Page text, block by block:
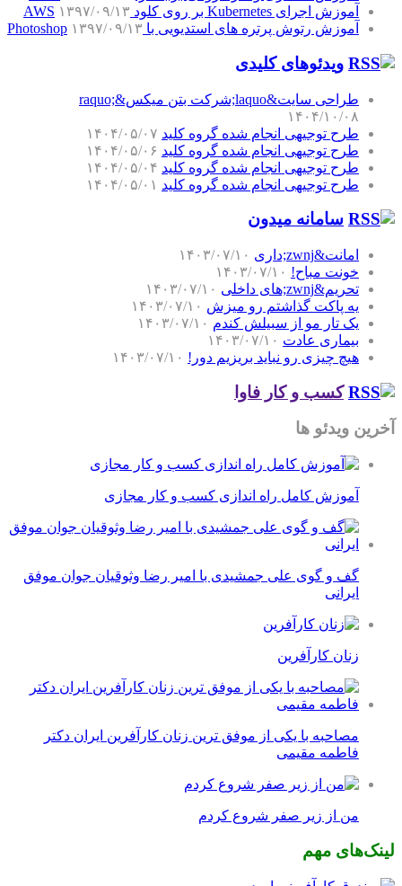
آموزش اجرای Kubernetes بر روی کلود AWS
۱۳۹۷/۰۹/۱۳
آموزش رتوش پرتره های استدیویی با Photoshop ۱۳۹۷/۰۹/۱۳
ویدئوهای کلیدی
طراحی سایت&laquo;شرکت بتن میکس&raquo;
۱۴۰۴/۱۰/۰۸
طرح توجیهی انجام شده گروه کلید ۱۴۰۴/۰۵/۰۷
طرح توجیهی انجام شده گروه کلید ۱۴۰۴/۰۵/۰۶
طرح توجیهی انجام شده گروه کلید ۱۴۰۴/۰۵/۰۴
طرح توجیهی انجام شده گروه کلید ۱۴۰۴/۰۵/۰۱
سامانه میدون
امانت&zwnj;داری
۱۴۰۳/۰۷/۱۰
خونت مباح! ۱۴۰۳/۰۷/۱۰
تحریم&zwnj;های داخلی
۱۴۰۳/۰۷/۱۰
یه پاکت گذاشتم رو میزش ۱۴۰۳/۰۷/۱۰
یک تار مو از سبیلش کندم ۱۴۰۳/۰۷/۱۰
بیماری عادت ۱۴۰۳/۰۷/۱۰
هیچ چیزی رو نباید بریزیم دور! ۱۴۰۳/۰۷/۱۰
کسب و کار فاوا
آخرین ویدئو ها
آموزش کامل راه اندازی کسب و کار مجازی
گف و گوی علی جمشیدی با امیر رضا وثوقیان جوان موفق
ایرانی
زنان کارآفرین
مصاحبه با یکی از موفق ترین زنان کارآفرین ایران دکتر
فاطمه مقیمی
من از زیر صفر شروع کردم
لینک‌های مهم